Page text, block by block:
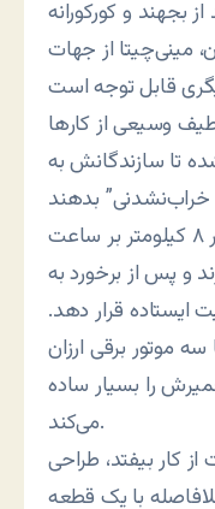
بجهند و کورکورانه
مینی‌چیتا از جهات
طیف وسیعی از کارها
تا سازندگانش به
این ریات می‌توانند با سرعت حداکثر ۸ کیلومتر بر ساعت
و پس از برخورد به
ایستاده قرار دهد.
سه موتور برقی ارزان
را بسیار ساده
می‌کند.
کار بیفتد، طراحی
با یک قطعه